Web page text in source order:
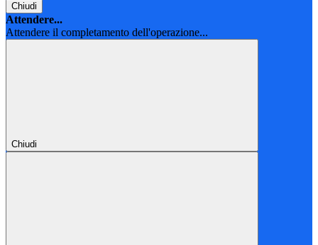
Chiudi
Attendere...
Attendere il completamento dell'operazione...
Chiudi